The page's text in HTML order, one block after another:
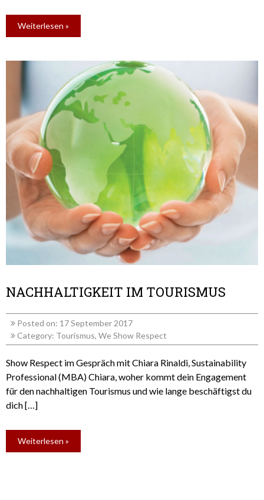
Weiterlesen »
NACHHALTIGKEIT IM TOURISMUS
Posted on: 17 September 2017
Category: Tourismus, We Show Respect
Show Respect im Gespräch mit Chiara Rinaldi, Sustainability
Professional (MBA) Chiara, woher kommt dein Engagement
für den nachhaltigen Tourismus und wie lange beschäftigst du
dich […]
Weiterlesen »